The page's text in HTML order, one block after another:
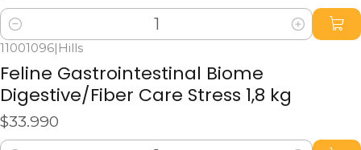
Cantidad
11001096| Hills
Feline Gastrointestinal Biome
Digestive/Fiber Care Stress 1,8 kg
$33.990